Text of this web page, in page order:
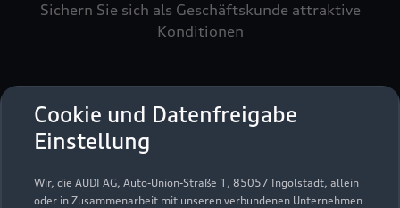
Cookie und Datenfreigabe
Einstellung
Wir, die AUDI AG, Auto-Union-Straße 1, 85057 Ingolstadt, allein
oder in Zusammenarbeit mit unseren verbundenen Unternehmen
Sichern Sie sich als Geschäftskunde attraktive
Konditionen